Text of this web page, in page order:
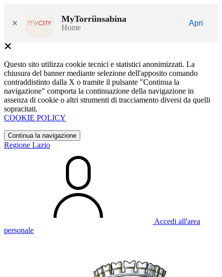
× MyTorriinsabina
Home
Apri
Questo sito utilizza cookie tecnici e statistici anonimizzati. La
chiusura del banner mediante selezione dell'apposito comando
contraddistinto dalla X o tramite il pulsante "Continua la
navigazione" comporta la continuazione della navigazione in
assenza di cookie o altri strumenti di tracciamento diversi da quelli
sopracitati.
COOKIE POLICY
Continua la navigazione
Regione Lazio
Accedi all'area
personale